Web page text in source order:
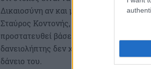
Δικαιοσύνη αν και μπορούν να
Σταύρος Κοντονής, επισήμανε ότι το
προστατευθεί βάσει των διατάξεων για
δανειολήπτης δεν χρειάζεται να
δάνειο του.